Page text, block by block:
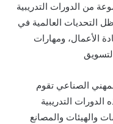
من الدورات التدريبية
التحديات العالمية في
الأعمال، ومهارات
الصناعي تقوم
التدريبية
والهيئات والمصانع